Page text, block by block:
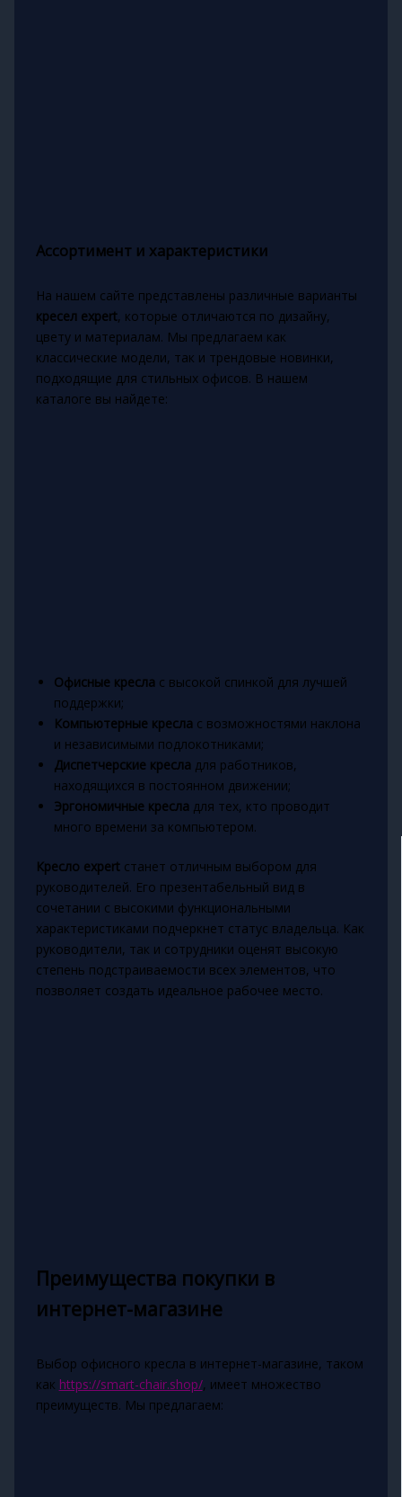
Ассортимент и характеристики
На нашем сайте представлены различные варианты
кресел expert, которые отличаются по дизайну,
цвету и материалам. Мы предлагаем как
классические модели, так и трендовые новинки,
подходящие для стильных офисов. В нашем
каталоге вы найдете:
Офисные кресла с высокой спинкой для лучшей
поддержки;
Компьютерные кресла с возможностями наклона
и независимыми подлокотниками;
Диспетчерские кресла для работников,
находящихся в постоянном движении;
Эргономичные кресла для тех, кто проводит
много времени за компьютером.
Кресло expertстанет отличным выбором для
руководителей. Его презентабельный вид в
сочетании с высокими функциональными
характеристиками подчеркнет статус владельца. Как
руководители, так и сотрудники оценят высокую
степень подстраиваемости всех элементов, что
позволяет создать идеальное рабочее место.
Преимущества покупки в
интернет-магазине
Выбор офисного кресла в интернет-магазине, таком
как https://smart-chair.shop/, имеет множество
преимуществ. Мы предлагаем: